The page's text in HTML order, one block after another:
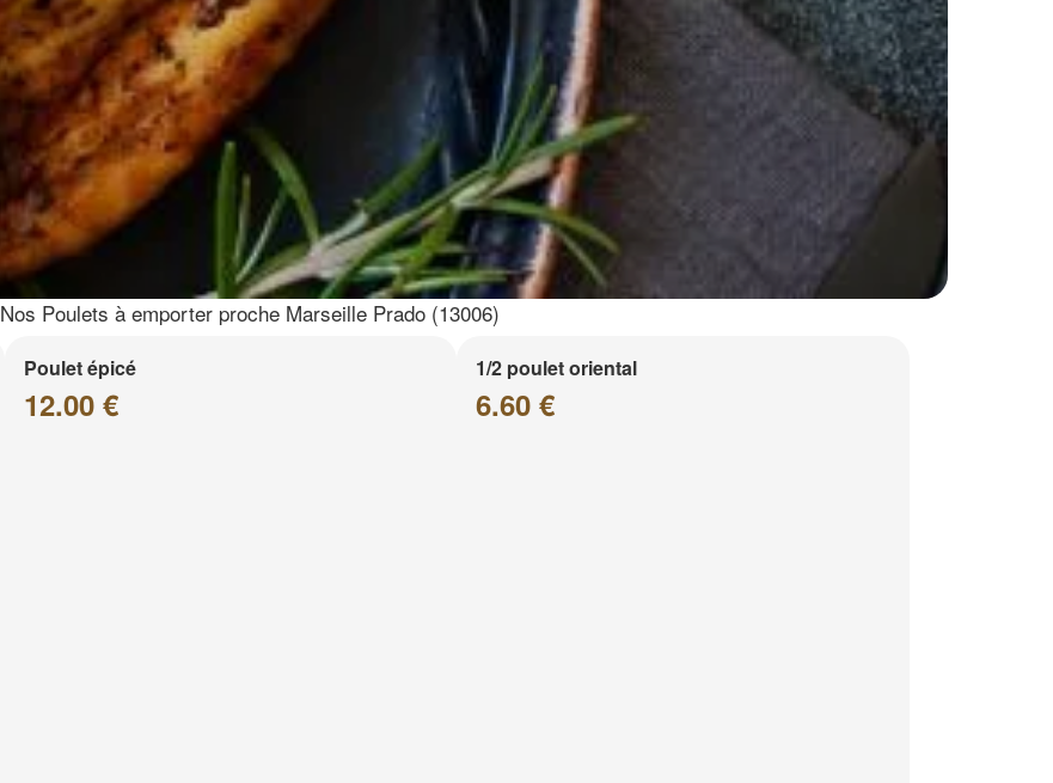
Nos Poulets à emporter proche Marseille Prado (13006)
Poulet épicé
12.00 €
1/2 poulet oriental
6.60 €